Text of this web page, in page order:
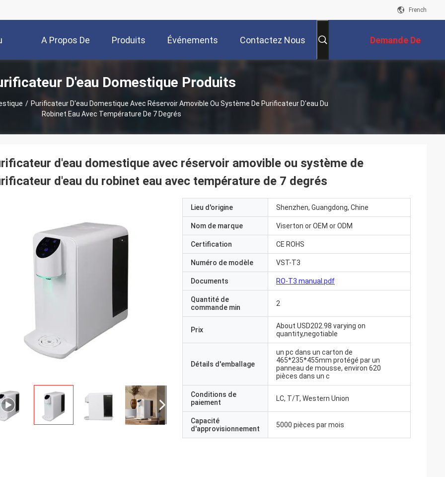
French
A Propos De
Nous
Produits Événements Contactez Nous Demande De
Soumission
D'eau Domestique Produits
/ Purificateur D'eau Domestique Avec Réservoir Amovible Ou Système De Purificateur D'eau Du
Robinet Eau Avec Température De 7 Degrés
d'eau domestique avec réservoir amovible ou système de
d'eau du robinet eau avec température de 7 degrés
Lieu d'origine Shenzhen, Guangdong, Chine
Nom de marque Viserton or OEM or ODM
Certification CE ROHS
Numéro de modèle VST-T3
Documents RO-T3 manual.pdf
Quantité de
commande min
2
Prix
About USD202.98 varying on
quantity,negotiable
Détails d'emballage
un pc dans un carton de
465*235*455mm protégé par un
panneau de mousse, environ 620
pièces dans un c
Conditions de
paiement
LC, T/T, Western Union
Capacité
d'approvisionnement
5000 pièces par mois